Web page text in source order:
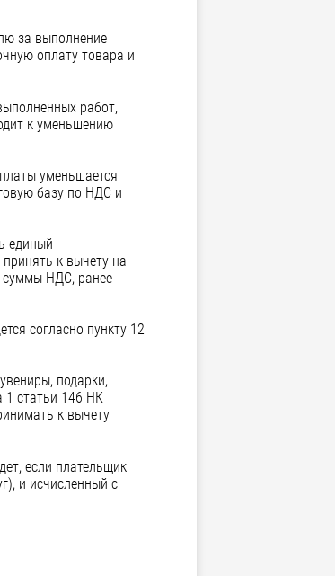
за выполнение
оплату товара и
работ,
к уменьшению
уменьшается
базу по НДС и
единый
к вычету на
суммы НДС, ранее
согласно пункту 12
подарки,
1 статьи 146 НК
к вычету
если плательщик
и исчисленный с